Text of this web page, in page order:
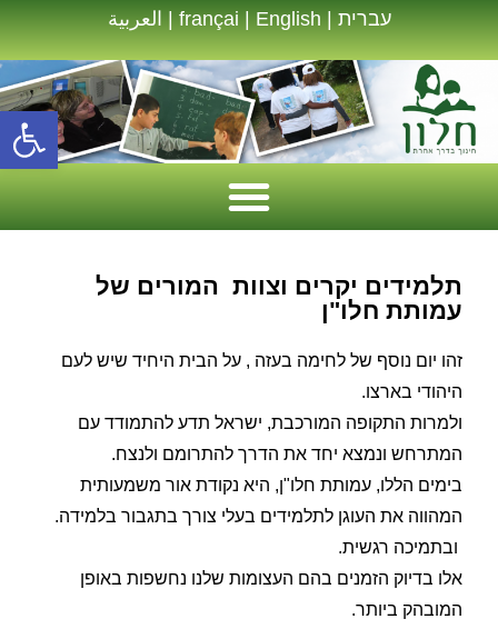
פתח סרגל נגישות
עברית|
françai|English
|العربية
תלמידים יקרים וצוות המורים של
עמותת חלו"ן
זהו יום נוסף של לחימה בעזה , על הבית היחיד שיש לעם
היהודי בארצו.
ולמרות התקופה המורכבת, ישראל תדע להתמודד עם
המתרחש ונמצא יחד את הדרך להתרומם ולנצח.
בימים הללו, עמותת חלו"ן, היא נקודת אור משמעותית
המהווה את העוגן לתלמידים בעלי צורך בתגבור בלמידה.
ובתמיכה רגשית.
אלו בדיוק הזמנים בהם העצומות שלנו נחשפות באופן
המובהק ביותר.